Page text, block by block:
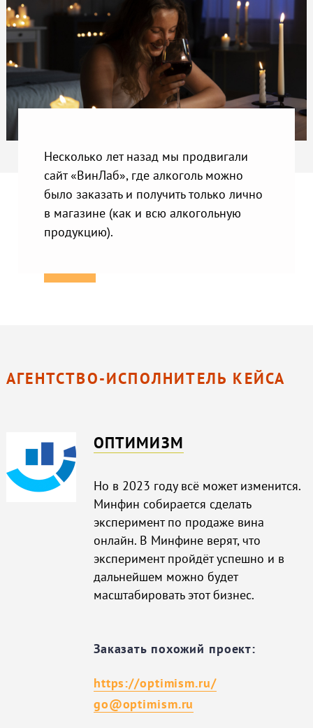
Несколько лет назад мы продвигали
сайт «ВинЛаб», где алкоголь можно
было заказать и получить только лично
в магазине (как и всю алкогольную
продукцию).
АГЕНТСТВО-ИСПОЛНИТЕЛЬ КЕЙСА
ОПТИМИЗМ
Но в 2023 году всё может изменится.
Минфин собирается сделать
эксперимент по продаже вина
онлайн. В Минфине верят, что
эксперимент пройдёт успешно и в
дальнейшем можно будет
масштабировать этот бизнес.
Заказать похожий проект:
https://optimism.ru/
go@optimism.ru